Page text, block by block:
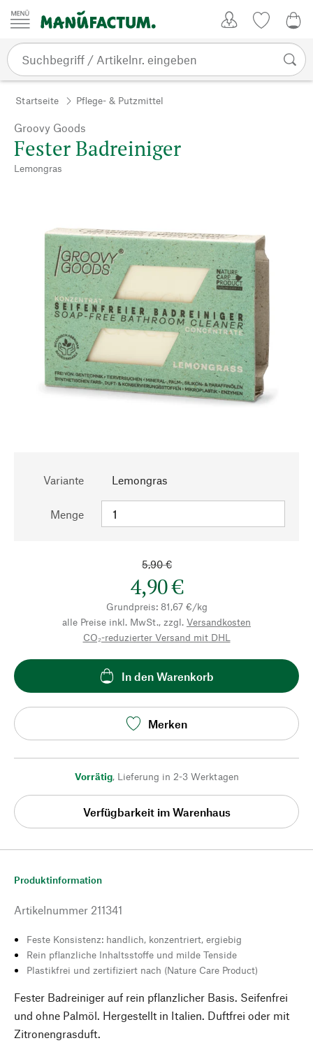
Zum Inhalt springen
Startseite Pflege- & Putzmittel
Groovy Goods
Fester Badreiniger
Lemongras
Variante Lemongras
Menge
5,90 €
4,90 €
Grundpreis: 81,67 €/kg
alle Preise inkl. MwSt., zzgl. Versandkosten
CO₂-reduzierter Versand mit DHL
In den Warenkorb
Merken
Vorrätig, Lieferung in 2-3 Werktagen
Verfügbarkeit im Warenhaus
Produktinformation
Artikelnummer 211341
Feste Konsistenz: handlich, konzentriert, ergiebig
Rein pflanzliche Inhaltsstoffe und milde Tenside
Plastikfrei und zertifiziert nach (Nature Care Product)
Fester Badreiniger auf rein pflanzlicher Basis. Seifenfrei
und ohne Palmöl. Hergestellt in Italien. Duftfrei oder mit
Zitronengrasduft.